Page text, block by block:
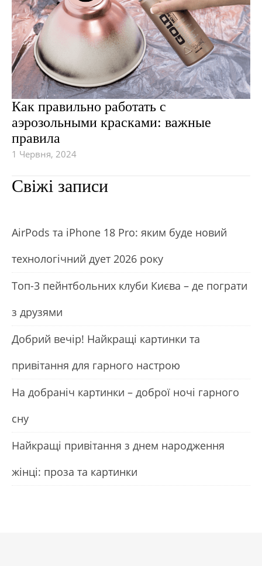
Как правильно работать с
аэрозольными красками: важные
правила
1 Червня, 2024
Свіжі записи
АirРods та iРhone 18 Рro: яким буде новий
технологічний дует 2026 року
Топ-3 пейнтбольних клуби Києва – де пограти
з друзями
Добрий вечір! Найкращі картинки та
привітання для гарного настрою
На добраніч картинки – доброї ночі гарного
сну
Найкращі привітання з днем народження
жінці: проза та картинки